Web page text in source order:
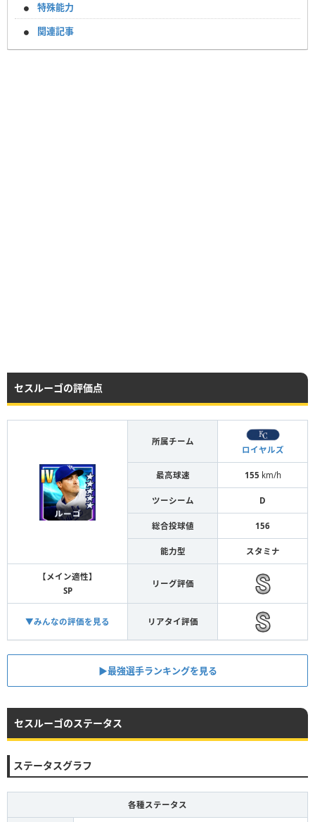
特殊能力
関連記事
セスルーゴの評価点
所属チーム
ロイヤルズ
最高球速 155 km/h
ツーシーム D
総合投球値 156
能力型 スタミナ
【メイン適性】
SP
リーグ評価
▼みんなの評価を見る リアタイ評価
▶︎最強選手ランキングを見る
セスルーゴのステータス
ステータスグラフ
各種ステータス